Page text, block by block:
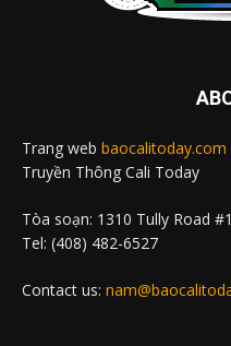
Trang web baocalitoday.com
Truyền Thông Cali Today
Tòa soạn: 1310 Tully Road
Tel: (408) 482-6527
Contact us: